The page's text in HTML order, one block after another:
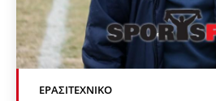
ΕΡΑΣΙΤΕΧΝΙΚΟ